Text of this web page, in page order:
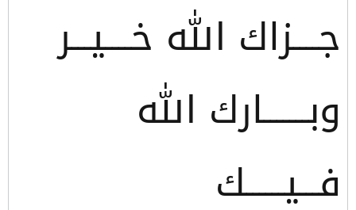
جــــزاك الله خــــيـــر
وبـــــــارك الله
فـــيــــــك